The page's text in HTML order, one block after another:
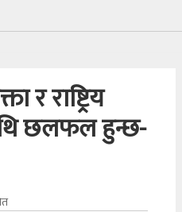
राष्ट्रिय
छलफल हुन्छ-